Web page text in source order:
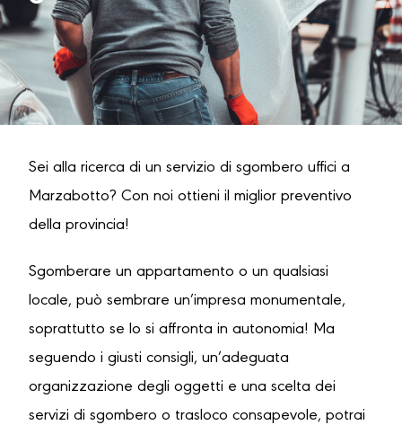
Sei alla ricerca di un servizio di sgombero uffici a
Marzabotto? Con noi ottieni il miglior preventivo
della provincia!
Sgomberare un appartamento o un qualsiasi
locale, può sembrare un’impresa monumentale,
soprattutto se lo si affronta in autonomia! Ma
seguendo i giusti consigli, un’adeguata
organizzazione degli oggetti e una scelta dei
servizi di sgombero o trasloco consapevole, potrai